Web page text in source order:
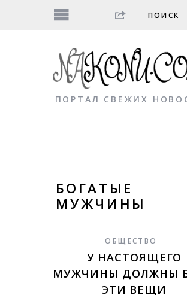
ПОРТАЛ СВЕЖИХ
БОГАТЫЕ
МУЖЧИНЫ
ОБЩЕСТВО
У НАСТОЯЩЕГО
МУЖЧИНЫ ДОЛЖНЫ
ЭТИ ВЕЩИ